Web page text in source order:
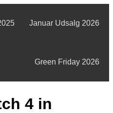
Januar Udsalg 2026
Green Friday 2026
4 in